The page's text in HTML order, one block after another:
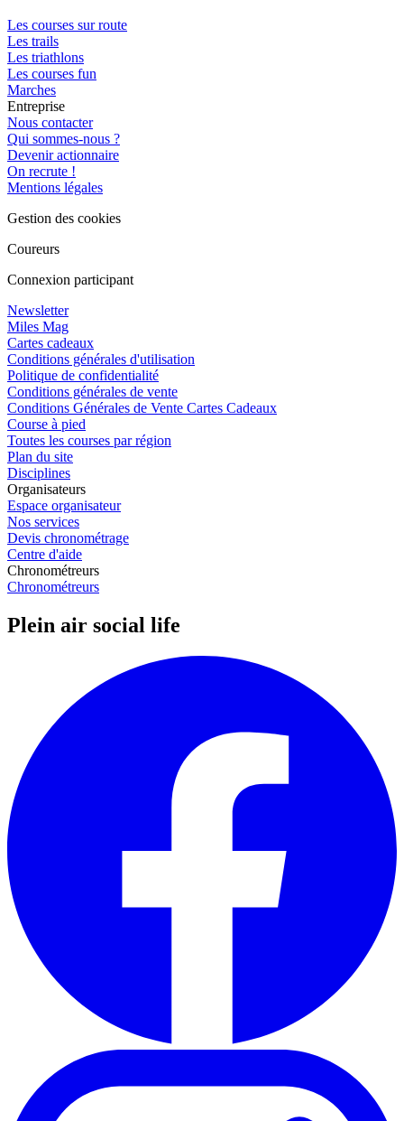
Les courses sur route
Les trails
Les triathlons
Les courses fun
Marches
Entreprise
Nous contacter
Qui sommes-nous ?
Devenir actionnaire
On recrute !
Mentions légales
Gestion des cookies
Coureurs
Connexion participant
Newsletter
Miles Mag
Cartes cadeaux
Conditions générales d'utilisation
Politique de confidentialité
Conditions générales de vente
Conditions Générales de Vente Cartes Cadeaux
Course à pied
Toutes les courses par région
Plan du site
Disciplines
Organisateurs
Espace organisateur
Nos services
Devis chronométrage
Centre d'aide
Chronométreurs
Chronométreurs
Plein air social life